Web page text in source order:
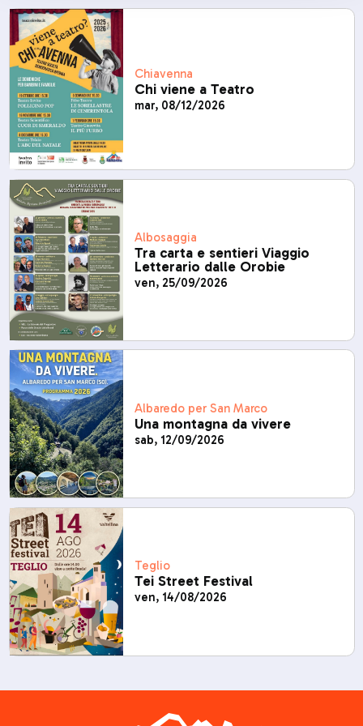
Chiavenna
Chi viene a Teatro
mar, 08/12/2026
Albosaggia
Tra carta e sentieri Viaggio
Letterario dalle Orobie
ven, 25/09/2026
Albaredo per San Marco
Una montagna da vivere
sab, 12/09/2026
Teglio
Tei Street Festival
ven, 14/08/2026